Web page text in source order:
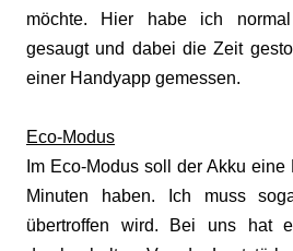
möchte. Hier habe ich
gesaugt und dabei die Zeit
einer Handyapp gemessen.
Eco-Modus
Im Eco-Modus soll der Akku
Minuten haben. Ich muss
übertroffen wird. Bei uns hat